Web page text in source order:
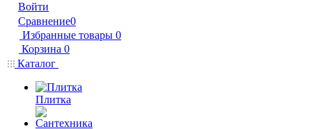
Войти
Сравнение0
Избранные товары 0
Корзина 0
Каталог
Плитка